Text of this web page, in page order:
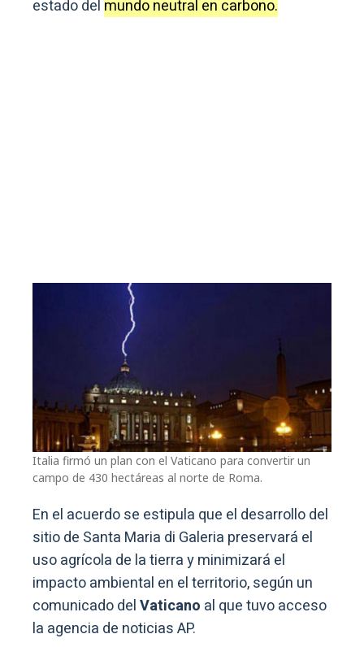
estado del mundo neutral en carbono.
Italia firmó un plan con el Vaticano para convertir un
campo de 430 hectáreas al norte de Roma.
En el acuerdo se estipula que el desarrollo del
sitio de Santa Maria di Galeria preservará el
uso agrícola de la tierra y minimizará el
impacto ambiental en el territorio, según un
comunicado delVaticano al que tuvo acceso
la agencia de noticias AP.